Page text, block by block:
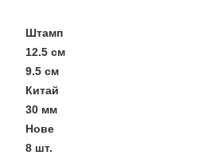
Штамп
12.5 см
9.5 см
Китай
30 мм
Нове
8 шт.